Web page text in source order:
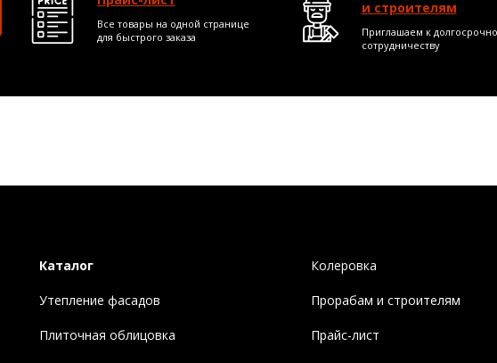
Все товары на одной странице
для быстрого заказа
и строителям
Приглашаем к
сотрудничеству
Каталог
Утепление фасадов
Плиточная облицовка
Колеровка
Прорабам и строителям
Прайс-лист